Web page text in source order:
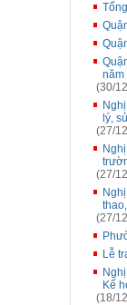
năm
(30/
lý,
(27/
(27/
(27/
Lễ
Kế
(18/